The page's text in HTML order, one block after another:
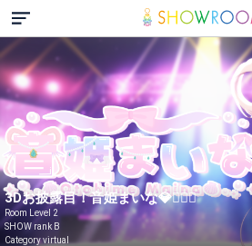
3Dお披露目！音姫まいな💎🧜🏻‍♀️
Room Level 2
SHOW rank B
Category virtual